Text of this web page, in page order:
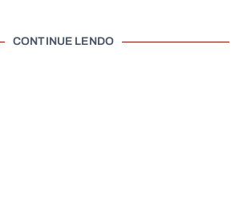
CONTINUE LENDO